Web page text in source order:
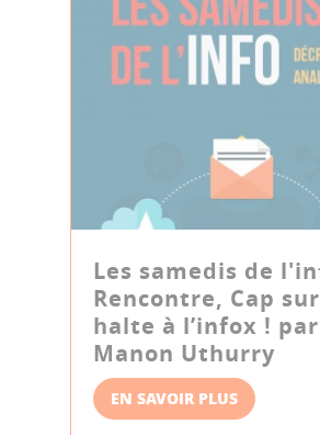
Les samedis de
Rencontre, Cap
halte à l’infox ! par
Manon Uthurry
EN SAVOIR PLUS